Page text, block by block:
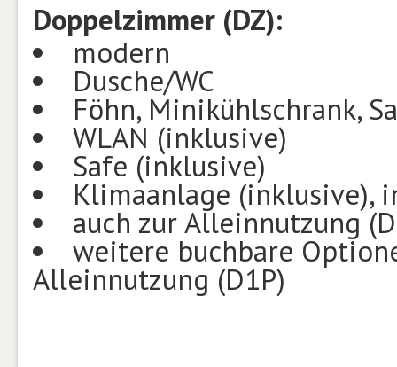
Doppelzimmer (DZ):
modern
Dusche/WC
Föhn, Minikühlschrank,
WLAN (inklusive)
Safe (inklusive)
Klimaanlage (inklusive),
auch zur Alleinnutzung
weitere buchbare
Alleinnutzung (D1P)